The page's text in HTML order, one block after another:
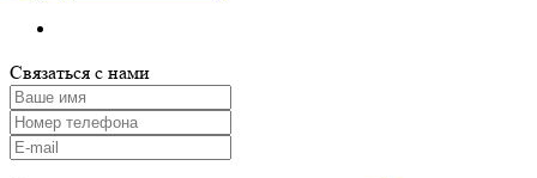
Связаться с нами